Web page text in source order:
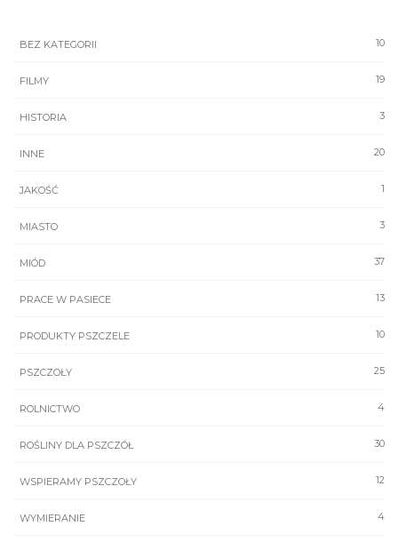
10
BEZ KATEGORII
19
FILMY
3
HISTORIA
20
INNE
1
JAKOŚĆ
3
MIASTO
37
MIÓD
13
PRACE W PASIECE
10
PRODUKTY PSZCZELE
25
PSZCZOŁY
4
ROLNICTWO
30
ROŚLINY DLA PSZCZÓŁ
12
WSPIERAMY PSZCZOŁY
4
WYMIERANIE